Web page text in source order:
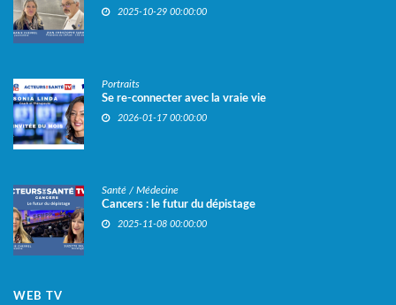
2025-10-29 00:00:00
Portraits
Se re-connecter avec la vraie vie
2026-01-17 00:00:00
Santé / Médecine
Cancers : le futur du dépistage
2025-11-08 00:00:00
WEB TV